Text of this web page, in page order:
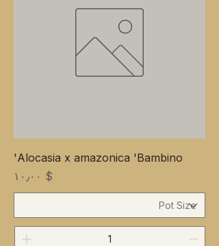
Alocasia x amazonica 'Bambino'
Price
$ ۱۰٫۰۰